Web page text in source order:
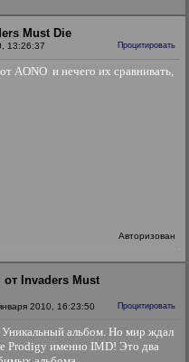
Must Die
13:26:37 Процитировать
AONO и нечего их сравнивать,
Авторизован
от Invaders Must
2010, 16:23:50 Процитировать
альбом. Но мир ждал
Prodigy именно IMD! Это два